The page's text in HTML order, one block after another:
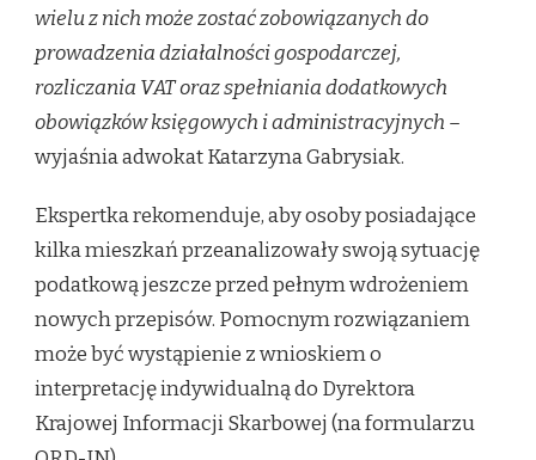
wielu z nich może zostać zobowiązanych do
prowadzenia działalności gospodarczej,
rozliczania VAT oraz spełniania dodatkowych
obowiązków księgowych i administracyjnych –
wyjaśnia adwokat Katarzyna Gabrysiak.
Ekspertka rekomenduje, aby osoby posiadające
kilka mieszkań przeanalizowały swoją sytuację
podatkową jeszcze przed pełnym wdrożeniem
nowych przepisów. Pomocnym rozwiązaniem
może być wystąpienie z wnioskiem o
interpretację indywidualną do Dyrektora
Krajowej Informacji Skarbowej (na formularzu